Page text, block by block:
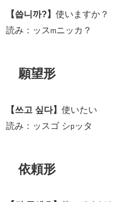
【씁니까?】 使いますか？
読み：ッスmニッカ？
願望形
【쓰고 싶다】 使いたい
読み：ッスゴ シpッタ
依頼形